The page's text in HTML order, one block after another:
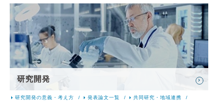
研究開発
研究開発の意義・考え方 発表論文一覧
共同研究・地域連携